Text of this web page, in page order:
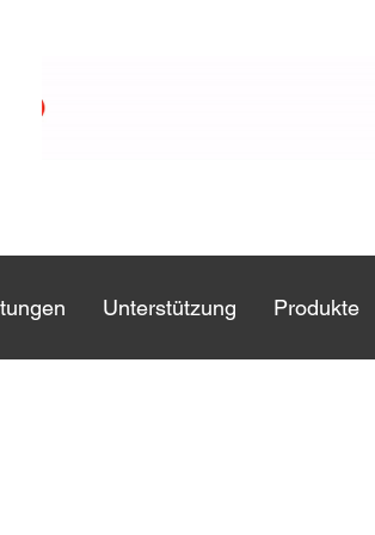
Unterstützung Produkte
Unterstützung Produkte